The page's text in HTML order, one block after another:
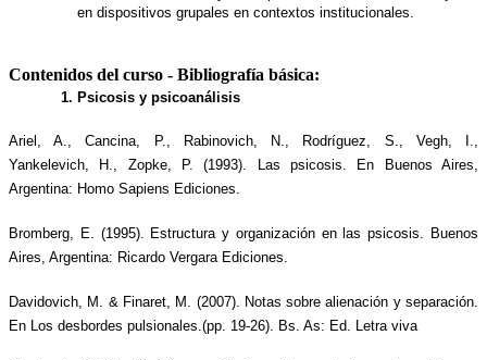
en dispositivos grupales en contextos institucionales.
Contenidos del curso - Bibliografía básica:
1. Psicosis y psicoanálisis
Ariel, A., Cancina, P., Rabinovich, N., Rodríguez, S., Vegh, I.,
Yankelevich, H., Zopke, P. (1993). Las psicosis. En Buenos Aires,
Argentina: Homo Sapiens Ediciones.
Bromberg, E. (1995). Estructura y organización en las psicosis. Buenos
Aires, Argentina: Ricardo Vergara Ediciones.
Davidovich, M. & Finaret, M. (2007). Notas sobre alienación y separación.
En Los desbordes pulsionales.(pp. 19-26). Bs. As: Ed. Letra viva